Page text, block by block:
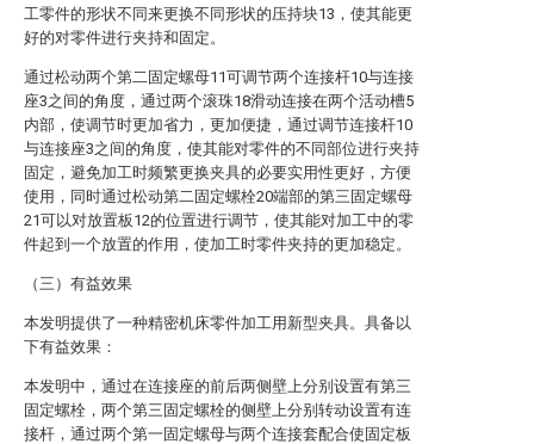
工零件的形状不同来更换不同形状的压持块13，使其能更
好的对零件进行夹持和固定。
通过松动两个第二固定螺母11可调节两个连接杆10与连接
座3之间的角度，通过两个滚珠18滑动连接在两个活动槽5
内部，使调节时更加省力，更加便捷，通过调节连接杆10
与连接座3之间的角度，使其能对零件的不同部位进行夹持
固定，避免加工时频繁更换夹具的必要实用性更好，方便
使用，同时通过松动第二固定螺栓20端部的第三固定螺母
21可以对放置板12的位置进行调节，使其能对加工中的零
件起到一个放置的作用，使加工时零件夹持的更加稳定。
（三）有益效果
本发明提供了一种精密机床零件加工用新型夹具。具备以
下有益效果：
本发明中，通过在连接座的前后两侧壁上分别设置有第三
固定螺栓，两个第三固定螺栓的侧壁上分别转动设置有连
接杆，通过两个第一固定螺母与两个连接套配合使固定板